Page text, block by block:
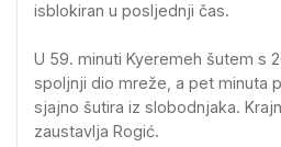
isblokiran u posljednji čas.
U 59. minuti Kyeremeh šutem s
spoljnji dio mreže, a pet minuta
sjajno šutira iz slobodnjaka.
zaustavlja Rogić.